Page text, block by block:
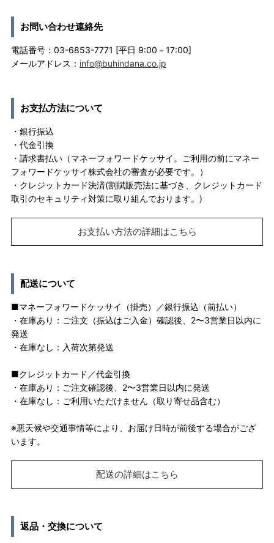
お問い合わせ連絡先
電話番号：03-6853-7771 [平日 9:00－17:00]
メールアドレス： info@buhindana.co.jp
お支払方法について
・銀行振込
・代金引換
・請求書払い（マネーフォワードケッサイ。ご利用の前にマネー
フォワードケッサイ株式会社の審査が必要です。）
・クレジットカード決済(割賦販売法に基づき、クレジットカード
取引のセキュリティ対策に取り組んでおります。)
お支払い方法の詳細はこちら
配送について
■マネーフォワードケッサイ（掛売）／銀行振込（前払い）
・在庫あり：ご注文（振込はご入金）確認後、2〜3営業日以内に
発送
・在庫なし：入荷次第発送
■クレジットカード／代金引換
・在庫あり：ご注文確認後、2〜3営業日以内に発送
・在庫なし：ご利用いただけません（取り寄せ品含む）
※悪天候や交通事情等により、お届け日時が前後する場合がござ
います。
配送の詳細はこちら
返品・交換について